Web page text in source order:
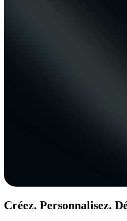
Créez. Personnalisez.